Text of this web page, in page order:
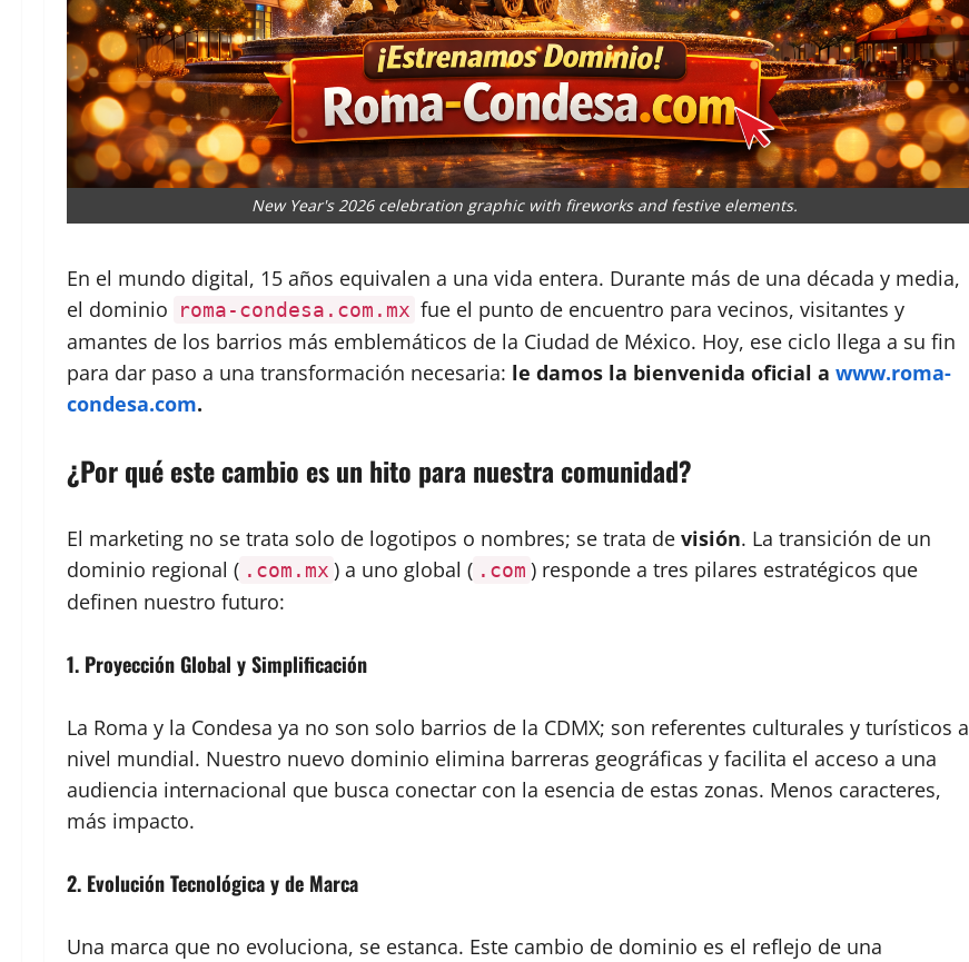
New Year's 2026 celebration graphic with fireworks and festive elements.
En el mundo digital, 15 años equivalen a una vida entera. Durante más de una década y media,
el dominio
roma-condesa.com.mx fue el punto de encuentro para vecinos, visitantes y
amantes de los barrios más emblemáticos de la Ciudad de México. Hoy, ese ciclo llega a su fin
para dar paso a una transformación necesaria: le damos la bienvenida oficial a www.roma-
condesa.com.
¿Por qué este cambio es un hito para nuestra comunidad?
El marketing no se trata solo de logotipos o nombres; se trata de visión. La transición de un
dominio regional ( .com.mx ) a uno global ( .com ) responde a tres pilares estratégicos que
definen nuestro futuro:
1. Proyección Global y Simplificación
La Roma y la Condesa ya no son solo barrios de la CDMX; son referentes culturales y turísticos a
nivel mundial. Nuestro nuevo dominio elimina barreras geográficas y facilita el acceso a una
audiencia internacional que busca conectar con la esencia de estas zonas. Menos caracteres,
más impacto.
2. Evolución Tecnológica y de Marca
Una marca que no evoluciona, se estanca. Este cambio de dominio es el reflejo de una